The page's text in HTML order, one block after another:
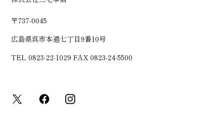
〒737-0045
広島県呉市本通七丁目9番10号
TEL 0823-22-1029 FAX 0823-24-5500